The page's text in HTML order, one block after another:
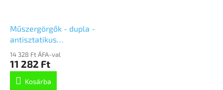
Műszergörgők - dupla -
antisztatikus
75mm,fékkel, csavarfurat,
2977YGO075P30-10,3
14 328 Ft ÁFA-val
11 282 Ft
Kosárba